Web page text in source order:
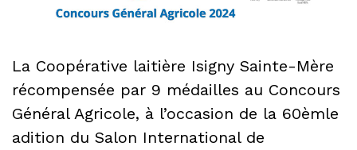
La Coopérative laitière Isigny Sainte-Mère
récompensée par 9 médailles au Concours
Général Agricole, à l’occasion de la 60èmle
adition du Salon International de